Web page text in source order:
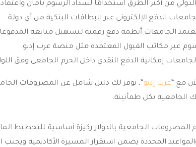
الدولي من أكثر الطرق استخدامًا لسداد الرسوم بأمان
الدفع الإلكتروني عبر البطاقات البنكية من أي دولة.
الجامعات أنظمة دفع رقمية لتسهيل متابعة
عبر مكاتب القبول المعتمدة مثل منصة عرب إديو.
إمكانية الدفع النقدي داخل الحرم الجامعي وفق
مع “ عرب إديو “، نوفر لك دليل شامل عن المصروفات
الجامعية بكل طمأنينة.
المصروفات الجامعية بالدولار ركيزة أساسية للتخطيط
المحددة يضمن استقرار المسيرة الأكاديمية ويجنب